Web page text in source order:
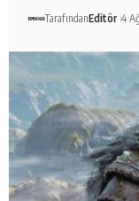
TarafındanEditör 4